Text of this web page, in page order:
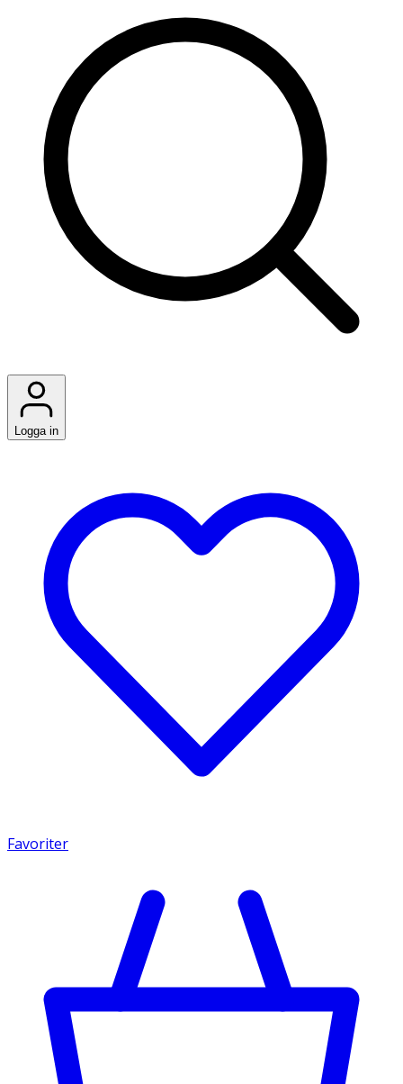
Logga in
Favoriter